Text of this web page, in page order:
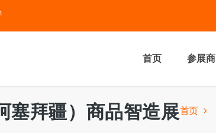
首页 参展商
拜疆）商品智造展首页